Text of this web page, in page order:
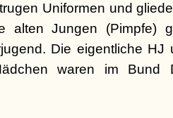
Uniformen und
alten Jungen (Pimpfe)
Die eigentliche HJ
waren im Bund